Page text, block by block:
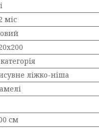
міс
ліжко-ніша
см